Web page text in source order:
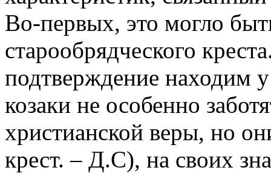
Во-первых, это могло
старообрядческого
подтверждение находим
козаки не особенно
христианской веры, но
крест. – Д.С), на своих